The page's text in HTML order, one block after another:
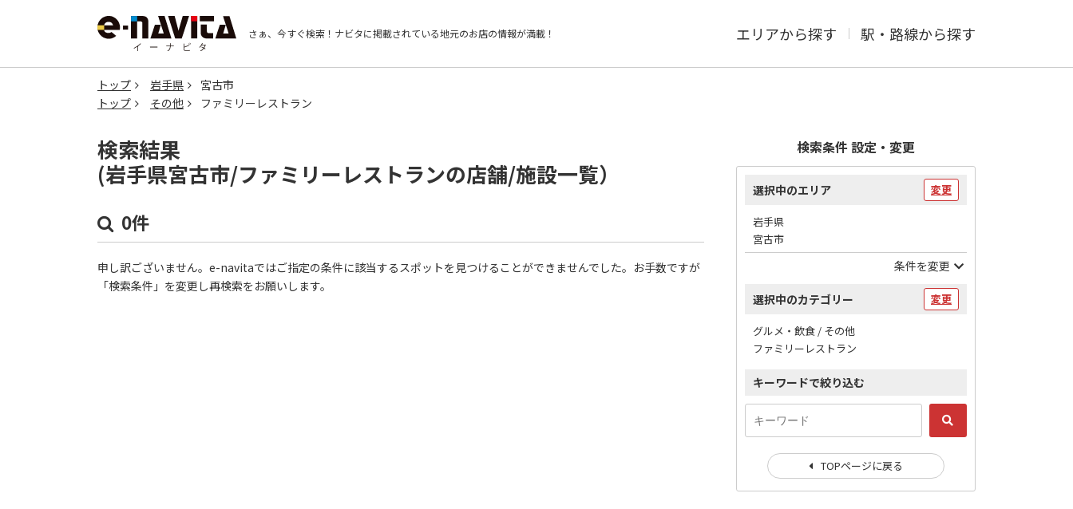
さぁ、今すぐ検索！ ナビタに掲載されている地元のお店の情報が満載！ エリアから探す 駅・路線から探す
トップ 岩手県
宮古市
トップ
その他 ファミリーレストラン
検索結果
(岩手県宮古市/ファミリーレストランの店舗/施設一覧）
0件
申し訳ございません。e-navitaではご指定の条件に該当するスポットを見つけることができませんでした。お手数ですが
「検索条件」を変更し再検索をお願いします。
検索条件 設定・変更
選択中のエリア 変更
岩手県
宮古市
条件を変更
選択中のカテゴリー 変更
グルメ・飲食 / その他
ファミリーレストラン
キーワードで絞り込む
TOPページに戻る